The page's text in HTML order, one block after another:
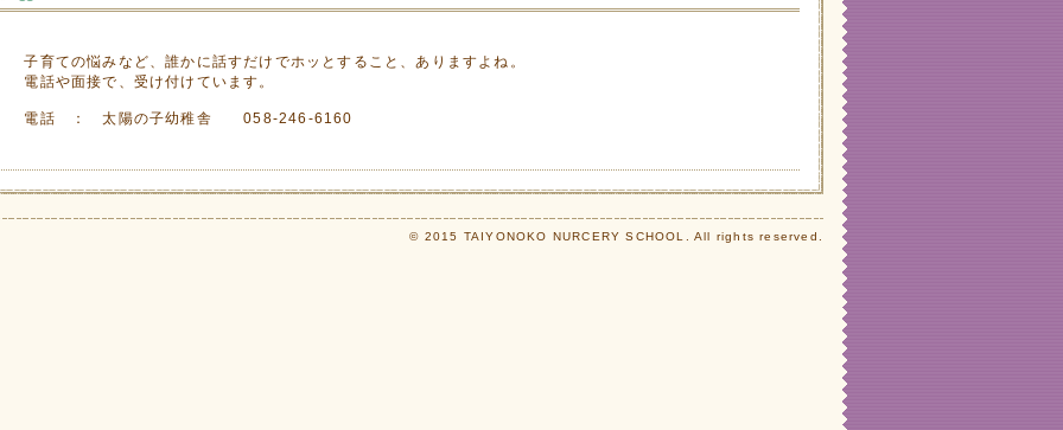
子育ての悩みなど、誰かに話すだけでホッとすること、ありますよね。
電話や面接で、受け付けています。
電話 ： 太陽の子幼稚舎 058‐246‐6160
© 2015 TAIYONOKO NURCERY SCHOOL. All rights reserved.